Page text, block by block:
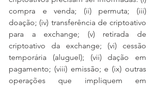
compra e venda; (ii) permuta; (iii)
doação; (iv) transferência de criptoativo
para a exchange; (v) retirada de
criptoativo da exchange; (vi) cessão
temporária (aluguel); (vii) dação em
pagamento; (viii) emissão; e (ix) outras
operações que impliquem em